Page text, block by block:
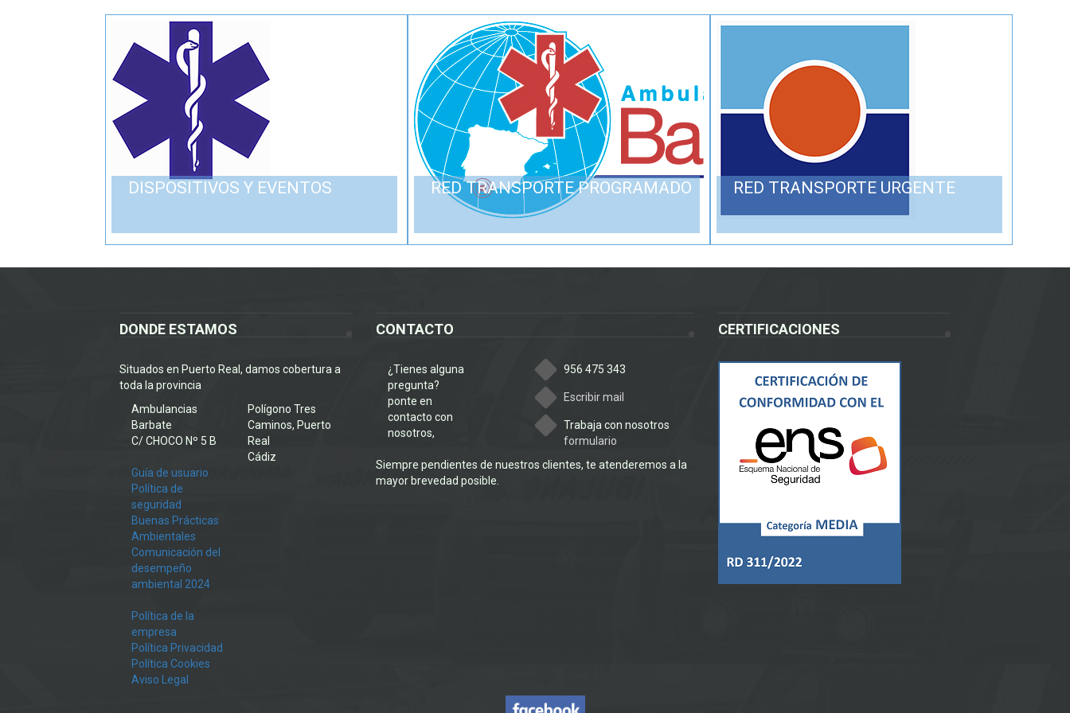
DISPOSITIVOS Y EVENTOS RED TRANSPORTE PROGRAMADO RED TRANSPORTE URGENTE
DONDE ESTAMOS
Situados en Puerto Real, damos cobertura a
toda la provincia
Ambulancias
Barbate
C/ CHOCO Nº 5 B
Guía de usuario
Política de
seguridad
Buenas Prácticas
Ambientales
Comunicación del
desempeño
ambiental 2024
Política de la
empresa
Política Privacidad
Política Cookies
Aviso Legal
Polígono Tres
Caminos, Puerto
Real
Cádiz
CONTACTO
¿Tienes alguna
pregunta?
ponte en
contacto con
nosotros,
956 475 343
Escribir mail
Trabaja con nosotros
formulario
Siempre pendientes de nuestros clientes, te atenderemos a la
mayor brevedad posible.
CERTIFICACIONES